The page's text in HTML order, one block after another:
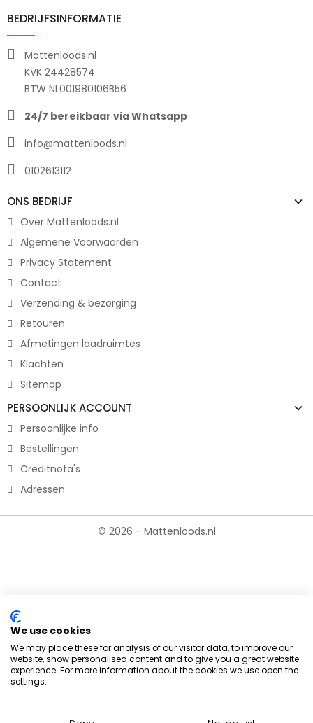
BEDRIJFSINFORMATIE
Mattenloods.nl
KVK 24428574
BTW NL001980106B56
24/7 bereikbaar via Whatsapp
info@mattenloods.nl
0102613112
ONS BEDRIJF
Over Mattenloods.nl
Algemene Voorwaarden
Privacy Statement
Contact
Verzending & bezorging
Retouren
Afmetingen laadruimtes
Klachten
Sitemap
PERSOONLIJK ACCOUNT
Persoonlijke info
Bestellingen
Creditnota's
Adressen
© 2026 - Mattenloods.nl
We use cookies
We may place these for analysis of our visitor data, to improve our
website, show personalised content and to give you a great website
experience. For more information about the cookies we use open the
settings.